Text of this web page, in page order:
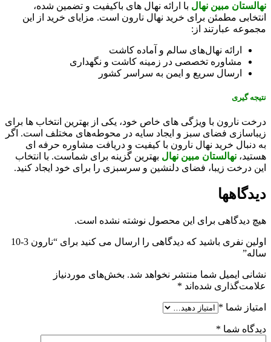
نهالستان مبین نهال با ارائه نهال‌ های باکیفیت و تضمین‌ شده،
انتخابی مطمئن برای خرید نهال نارون است. مزایای خرید از این
مجموعه عبارتند از:
ارائه نهال‌های سالم و آماده کاشت
مشاوره تخصصی در زمینه کاشت و نگهداری
ارسال سریع و ایمن به سراسر کشور
نتیجه گیری
درخت نارون با ویژگی‌ های خاص خود، یکی از بهترین انتخاب‌ ها برای
زیباسازی فضای سبز و ایجاد سایه در محوطه‌های مختلف است. اگر
به دنبال خرید نهال نارون با کیفیت و دریافت مشاوره حرفه‌ ای
هستید، نهالستان مبین نهال بهترین گزینه برای شماست. با انتخاب
این درخت زیبا، فضای دلنشین و سرسبزی را برای خود ایجاد کنید.
دیدگاهها
هیچ دیدگاهی برای این محصول نوشته نشده است.
اولین نفری باشید که دیدگاهی را ارسال می کنید برای “نارون 3-10
ساله”
نشانی ایمیل شما منتشر نخواهد شد. بخش‌های موردنیاز
علامت‌گذاری شده‌اند *
امتیاز شما *
دیدگاه شما *